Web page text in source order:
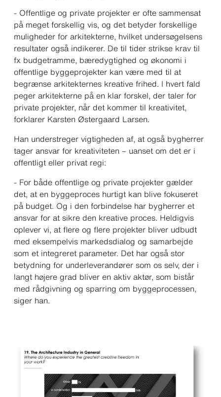
- Offentlige og private projekter er ofte sammensat
på meget forskellig vis, og det betyder forskellige
muligheder for arkitekterne, hvilket undersøgelsens
resultater også indikerer. De til tider strikse krav til
fx budgetramme, bæredygtighed og økonomi i
offentlige byggeprojekter kan være med til at
begrænse arkitekternes kreative frihed. I hvert fald
peger arkitekterne på en klar forskel, der taler for
private projekter, når det kommer til kreativitet,
forklarer Karsten Østergaard Larsen.
Han understreger vigtigheden af, at også bygherrer
tager ansvar for kreativiteten – uanset om det er i
offentligt eller privat regi:
- For både offentlige og private projekter gælder
det, at en byggeproces hurtigt kan blive fokuseret
på budget. Og i den forbindelse har bygherrer et
ansvar for at sikre den kreative proces. Heldigvis
oplever vi, at flere og flere projekter bliver udbudt
med eksempelvis markedsdialog og samarbejde
som et integreret parameter. Det har også stor
betydning for underleverandører som os selv, der i
langt højere grad bliver en aktiv aktør, som bistår
med rådgivning og sparring om byggeprocessen,
siger han.